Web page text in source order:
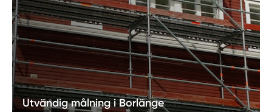
Utvändig målning i Borlänge